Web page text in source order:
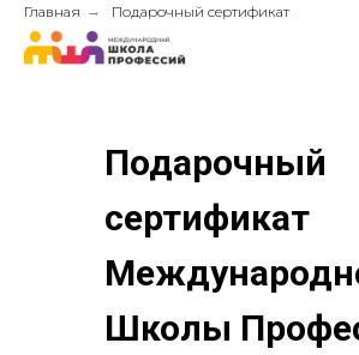
Главная → Подарочный сертификат
Подарочный
сертификат
Школы